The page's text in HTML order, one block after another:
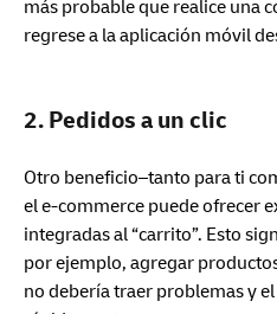
más probable que realice una
regrese a la aplicación móvil
2. Pedidos a un clic
Otro beneficio–tanto para ti
el e-commerce puede ofrecer
integradas al “carrito”. Esto
por ejemplo, agregar
no debería traer problemas y